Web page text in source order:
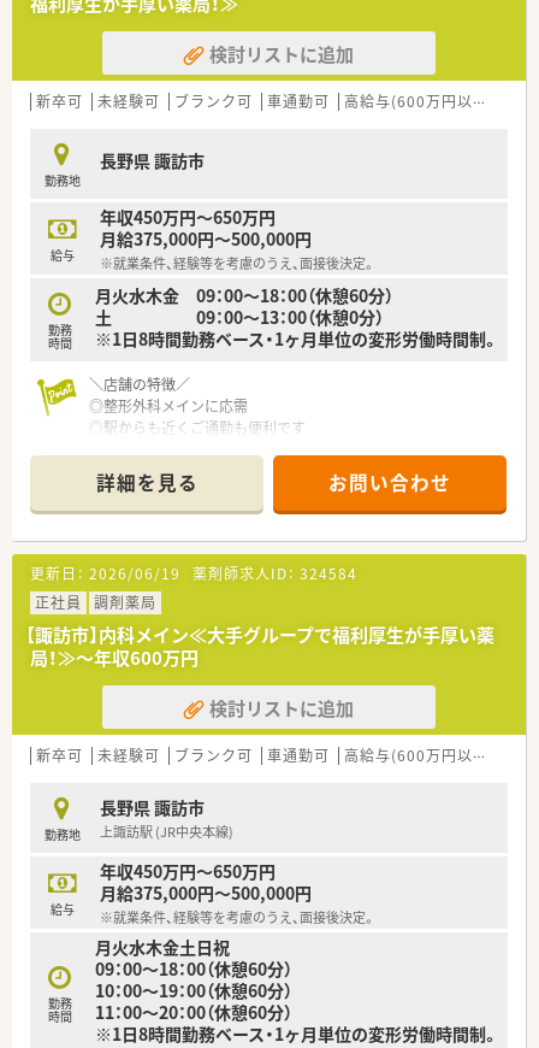
■処方箋に基づく調剤業務全般をお任せし、患者様一人ひとりに
対して丁寧かつ正確な服薬指導を行っていただきます。
■レセコンと薬歴が一体となった最新のシステムを導入してお
り、効率よく安全な監査業務を実施していただきます。
■システム上に棚番が表示され、使用頻度の高い順に医薬品が配
【こんな方にオススメ】
お休みが取れる環境で長く働き続けたいとお考えの方です。
■専門的な処方を扱う店舗で経験を積み、薬剤師としての専門知
識やスキルをさらに向上させたいと望んでいる方です。
■福利厚生や研修制度が充実している安定した大手グループ企
業に所属し、安心してキャリアを築いていきたい方です。
検討リストに追加
新卒可 未経験可 ブランク可 車通勤可 高給与(600万円以上)
勤務地
長野県 諏訪市
給与
年収450万円～650万円
月給375,000円～500,000円
※就業条件、経験等を考慮のうえ、面接後決定。
勤務
時間
月火水木金 09：00～18：00（休憩60分）
土 09：00～13：00（休憩0分）
※1日8時間勤務ベース・1ヶ月単位の変形労働時間制。
＼店舗の特徴／
◎整形外科メインに応需
◎駅からも近くご通勤も便利です
＼会社の特徴／
◎大手ドラッグチェーンのグループ会社
◎甲信越エリアにドミナント展開。
◎甲信越エリアのシェアNO.1を目指しています！
＼働く環境／
◎高齢化への対応や調剤の併設等、地域に密着したサポートが強
みです！
「楽しんで頂ける売場」・「気配りの利いた商品構成・接客」を目指
し、
攻めの販売活動を展開しております。
◎お客様の生活全般をカバーできる食品・日用品などを充実させ
るなど、
◎若い人がやる気を持って挑戦できる環境があります。
ドラッグストアで働く醍醐味は、調剤以外にお客さまの生活改善
のお手伝いが出来ます。
人との繋がりを作っていけることで、働くモチベーションの高さ
にも繋がっています。
調剤だけにこだわらず、明るく人と話すのが好きだという方に楽
しめる職場です。
＼教育・研修制度／
◎充実した研修制度と福利厚生が整っています！
⇒新人研修、登録販売者取得研修、営業研修（医薬品・化粧品な
ど）
詳細を見る お問い合わせ
更新日： 2026/06/19 薬剤師求人ID： 324584
正社員
調剤薬局
【諏訪市】内科メイン≪大手グループで福利厚生が手厚い薬
局！≫～年収600万円
検討リストに追加
新卒可 未経験可 ブランク可 車通勤可 高給与(600万円以上)
勤務地
長野県 諏訪市
上諏訪駅 (JR中央本線)
給与
年収450万円～650万円
月給375,000円～500,000円
※就業条件、経験等を考慮のうえ、面接後決定。
勤務
時間
月火水木金土日祝
09：00～18：00（休憩60分）
10：00～19：00（休憩60分）
11：00～20：00（休憩60分）
※1日8時間勤務ベース・1ヶ月単位の変形労働時間制。